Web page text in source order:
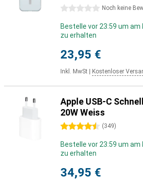
0 Sterne Noch keine
Bestelle vor 23:59 um am
zu erhalten
23,95 €
Inkl. MwSt Kostenloser
Apple USB-C
20W Weiss
4.5 Sterne (349)
Bestelle vor 23:59 um am
zu erhalten
34,95 €